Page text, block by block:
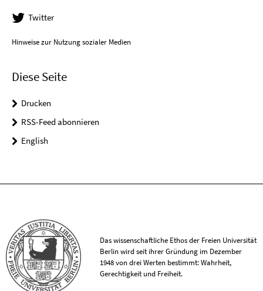
Twitter
Hinweise zur Nutzung sozialer Medien
Diese Seite
Drucken
RSS-Feed abonnieren
English
Das wissenschaftliche Ethos der Freien Universität
Berlin wird seit ihrer Gründung im Dezember
1948 von drei Werten bestimmt: Wahrheit,
Gerechtigkeit und Freiheit.